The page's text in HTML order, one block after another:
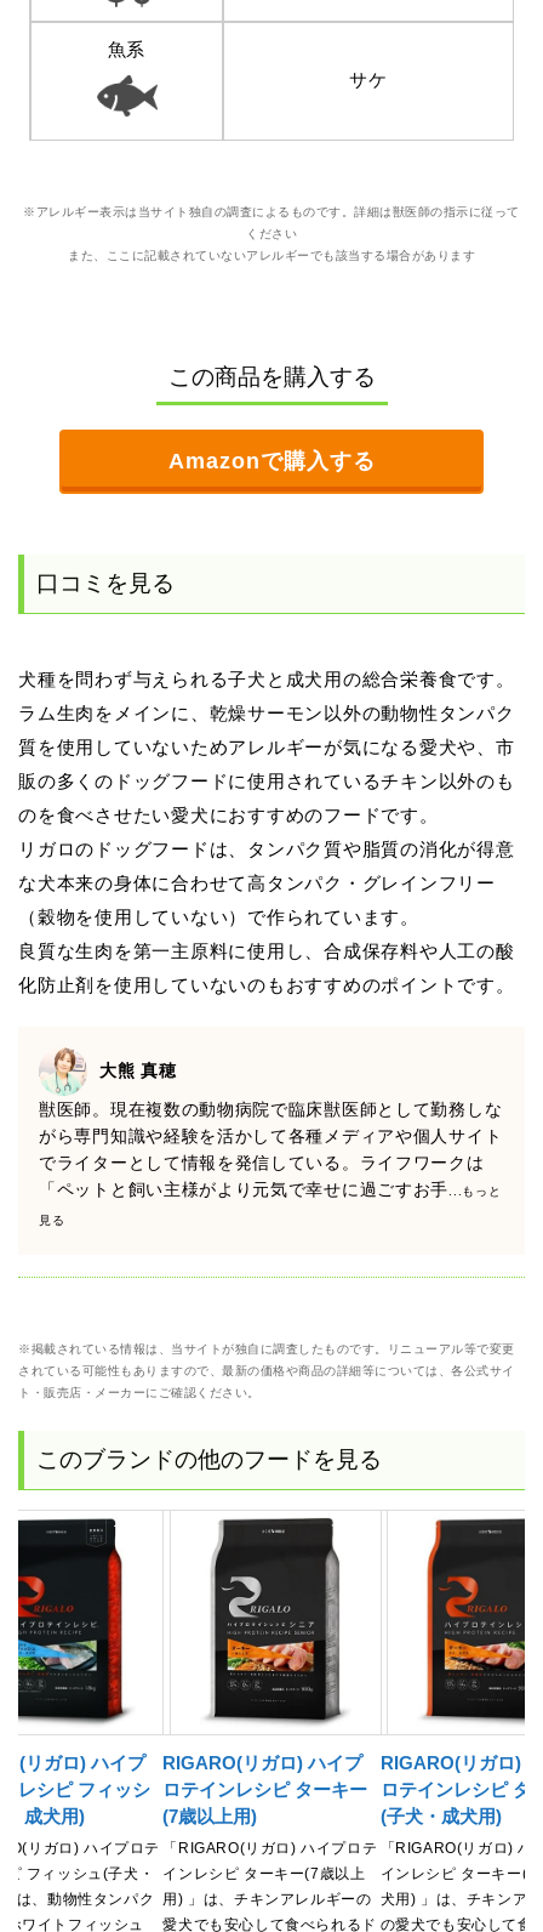
魚系
サケ
※アレルギー表示は当サイト独自の調査によるものです。詳細は獣医師の指示に従って
ください
また、ここに記載されていないアレルギーでも該当する場合があります
この商品を購入する
Amazonで購入する
口コミを見る
犬種を問わず与えられる子犬と成犬用の総合栄養食です。
ラム生肉をメインに、乾燥サーモン以外の動物性タンパク
質を使用していないためアレルギーが気になる愛犬や、市
販の多くのドッグフードに使用されているチキン以外のも
のを食べさせたい愛犬におすすめのフードです。
リガロのドッグフードは、タンパク質や脂質の消化が得意
な犬本来の身体に合わせて高タンパク・グレインフリー
（穀物を使用していない）で作られています。
良質な生肉を第一主原料に使用し、合成保存料や人工の酸
化防止剤を使用していないのもおすすめのポイントです。
大熊 真穂
獣医師。現在複数の動物病院で臨床獣医師として勤務しな
がら専門知識や経験を活かして各種メディアや個人サイト
でライターとして情報を発信している。ライフワークは
「ペットと飼い主様がより元気で幸せに過ごすお手
...もっと
見る
※掲載されている情報は、当サイトが独自に調査したものです。リニューアル等で変更
されている可能性もありますので、最新の価格や商品の詳細等については、各公式サイ
ト・販売店・メーカーにご確認ください。
このブランドの他のフードを見る
リガロ) ハイプ
レシピ フィッシ
・成犬用)
リガロ) ハイプロテ
ピ フィッシュ(子犬・
は、動物性タンパク
ホワイトフィッシュ
RIGARO(リガロ) ハイプ
ロテインレシピ ターキー
(7歳以上用)
「RIGARO(リガロ) ハイプロテ
インレシピ ターキー(7歳以上
用) 」は、チキンアレルギーの
愛犬でも安心して食べられるド
RIGARO(リガロ)
ロテインレシピ タ
(子犬・成犬用)
「RIGARO(リガロ) ハ
インレシピ ターキー(
犬用) 」は、チキンア
の愛犬でも安心して食